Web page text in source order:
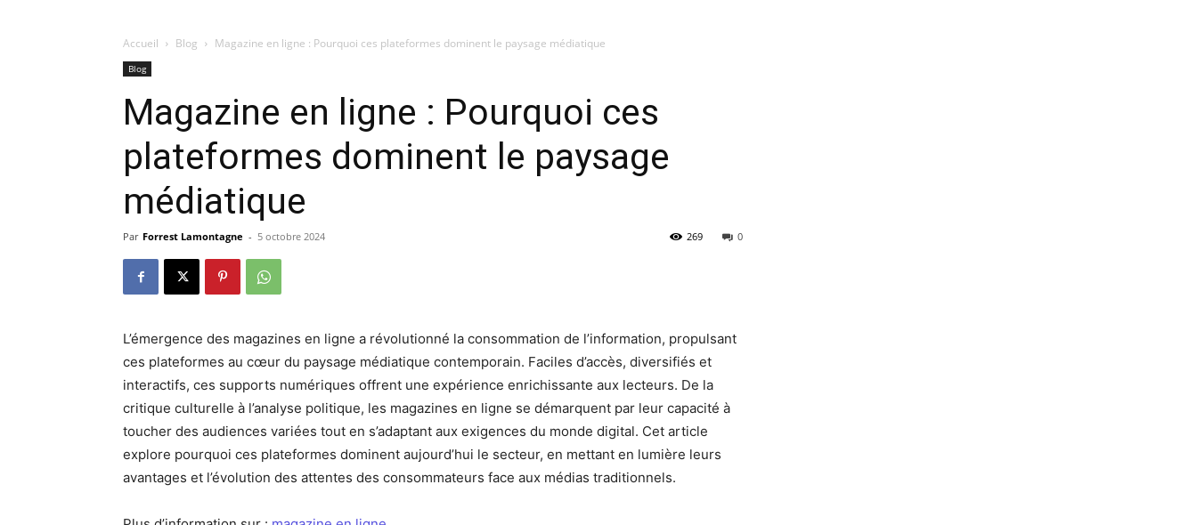
Accueil Blog Magazine en ligne : Pourquoi ces plateformes dominent le paysage médiatique
Blog
Magazine en ligne : Pourquoi ces
plateformes dominent le paysage
médiatique
Par Forrest Lamontagne - 5 octobre 2024 0
269
L’émergence des magazines en ligne a révolutionné la consommation de l’information, propulsant
ces plateformes au cœur du paysage médiatique contemporain. Faciles d’accès, diversifiés et
interactifs, ces supports numériques offrent une expérience enrichissante aux lecteurs. De la
critique culturelle à l’analyse politique, les magazines en ligne se démarquent par leur capacité à
toucher des audiences variées tout en s’adaptant aux exigences du monde digital. Cet article
explore pourquoi ces plateformes dominent aujourd’hui le secteur, en mettant en lumière leurs
avantages et l’évolution des attentes des consommateurs face aux médias traditionnels.